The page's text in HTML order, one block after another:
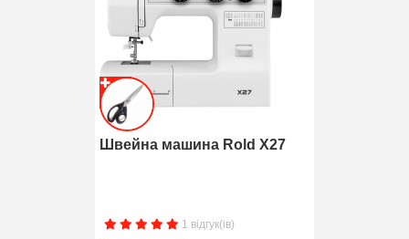
Швейна машина Rold X27
1 відгук(ів)